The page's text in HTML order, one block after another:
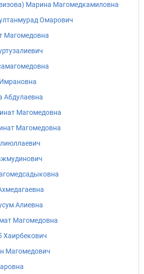
Марина Магомедкамиловна
Омарович
Магомедовна
Абдулаевна
Магомедовна
Магомедовна
Алиевна
Магомедовна
Хаирбекович
Магомедович